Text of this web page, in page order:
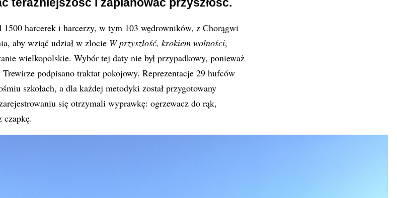
harcerek i harcerzy, w tym 103 wędrowników, z Chorągwi
aby wziąć udział w zlocie W przyszłość, krokiem wolności,
wielkopolskie. Wybór tej daty nie był przypadkowy, ponieważ
podpisano traktat pokojowy. Reprezentacje 29 hufców
szkołach, a dla każdej metodyki został przygotowany
się otrzymali wyprawkę: ogrzewacz do rąk,
czapkę.